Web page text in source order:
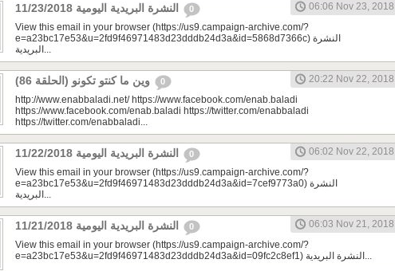
0
06:06 Nov 23, 2018
View this email in your browser (https://us9.campaign-archive.com/?
e=a23bc17e53&u=2fd9f46971483d23dddb24d3a&id=5868d7366c) النشرة
البريدية...
0
20:22 Nov 22, 2018
http://www.enabbaladi.net/ https://www.facebook.com/enab.baladi
https://www.facebook.com/enab.baladi https://twitter.com/enabbaladi
https://twitter.com/enabbaladi...
0
06:02 Nov 22, 2018
View this email in your browser (https://us9.campaign-archive.com/?
e=a23bc17e53&u=2fd9f46971483d23dddb24d3a&id=7cef9773a0) النشرة
البريدية...
0
06:03 Nov 21, 2018
View this email in your browser (https://us9.campaign-archive.com/?
e=a23bc17e53&u=2fd9f46971483d23dddb24d3a&id=09fc2c8ef1) النشرة البريدية...